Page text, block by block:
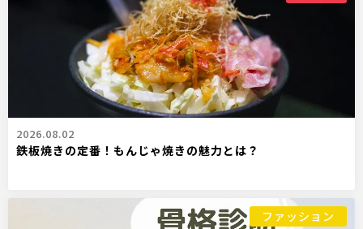
2026.08.02
鉄板焼きの定番！もんじゃ焼きの魅力とは？
ファッション